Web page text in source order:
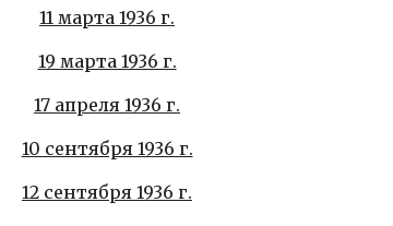
11 марта 1936 г.
19 марта 1936 г.
17 апреля 1936 г.
10 сентября 1936 г.
12 сентября 1936 г.